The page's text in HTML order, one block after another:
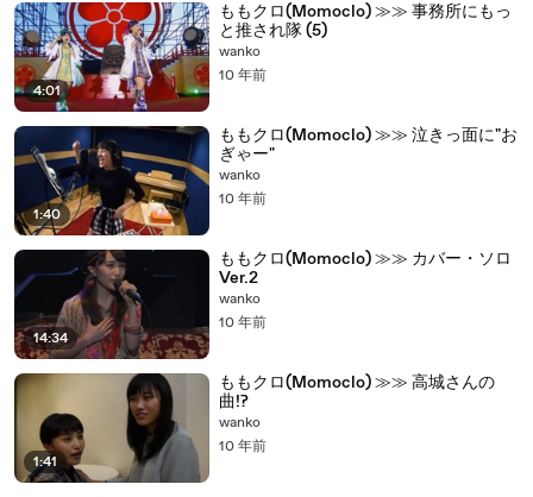
4:01
ももクロ(Momoclo) ≫≫ 事務所にもっ
と推され隊 (5)
wanko
10 年前
1:40
ももクロ(Momoclo) ≫≫ 泣きっ面に"お
ぎゃー"
wanko
10 年前
14:34
ももクロ(Momoclo) ≫≫ カバー・ソロ
Ver.2
wanko
10 年前
1:41
ももクロ(Momoclo) ≫≫ 高城さんの
曲!?
wanko
10 年前